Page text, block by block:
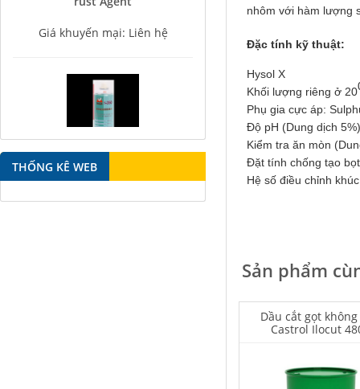
nhôm với hàm lượng
Đặc tính kỹ thuật:
Hysol X
Khối lượng riêng ở 20
Phụ gia cực áp:
Độ pH (Dung dịch
Kiểm tra ăn mòn
Đặt tính chống tạo bọt
Hệ số điều chỉnh
Sản phẩm
Dầu cắt gọt
Castrol Ilocut
Falcon S-350 Chất chống gỉ bôi
trơn đa năng – Multipurpose
lubricating antirust agent
THỐNG KÊ WEB